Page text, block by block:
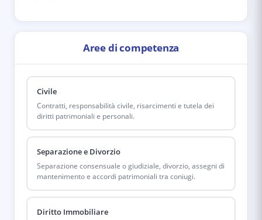
Aree di competenza
Civile
Contratti, responsabilità civile, risarcimenti e tutela dei
diritti patrimoniali e personali.
Separazione e Divorzio
Separazione consensuale o giudiziale, divorzio, assegni di
mantenimento e accordi patrimoniali tra coniugi.
Diritto Immobiliare